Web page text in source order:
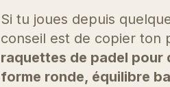
Si tu joues depuis
conseil est de copier ton
raquettes de padel pour
forme ronde, équilibre